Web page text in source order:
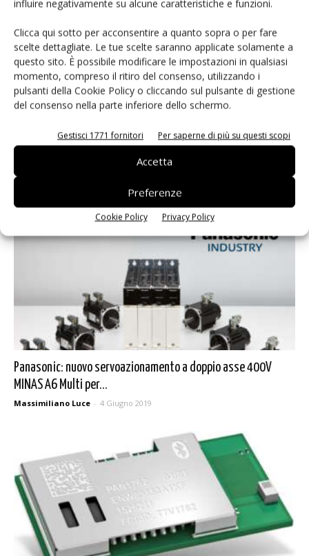
influire negativamente su alcune caratteristiche e funzioni.
Clicca qui sotto per acconsentire a quanto sopra o per fare
scelte dettagliate. Le tue scelte saranno applicate solamente a
questo sito. È possibile modificare le impostazioni in qualsiasi
momento, compreso il ritiro del consenso, utilizzando i
pulsanti della Cookie Policy o cliccando sul pulsante di gestione
del consenso nella parte inferiore dello schermo.
Gestisci 1771 fornitori Per saperne di più su questi scopi
Accetta
Preferenze
Cookie Policy Privacy Policy
Panasonic Munich Technical Center
Riccardo Busetto
Panasonic: nuovo servoazionamento a doppio asse 400V
MINAS A6 Multi per...
Massimiliano Luce - 4 Giugno 2019